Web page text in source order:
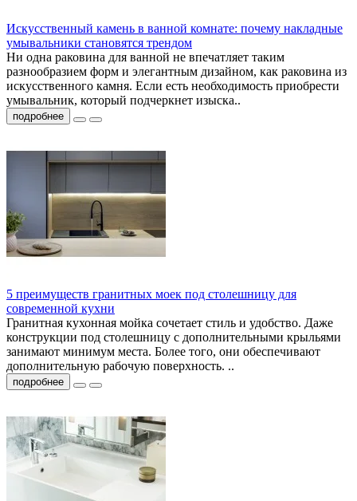
Искусственный камень в ванной комнате: почему накладные
умывальники становятся трендом
Ни одна раковина для ванной не впечатляет таким
разнообразием форм и элегантным дизайном, как раковина из
искусственного камня. Если есть необходимость приобрести
умывальник, который подчеркнет изыска..
подробнее
5 преимуществ гранитных моек под столешницу для
современной кухни
Гранитная кухонная мойка сочетает стиль и удобство. Даже
конструкции под столешницу с дополнительными крыльями
занимают минимум места. Более того, они обеспечивают
дополнительную рабочую поверхность. ..
подробнее